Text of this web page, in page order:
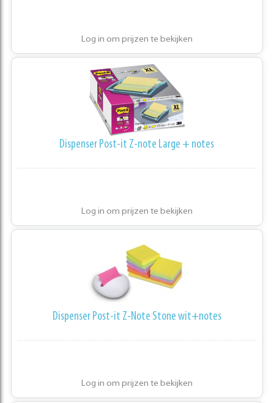
Log in om prijzen te bekijken
Dispenser Post-it Z-note Large + notes
Log in om prijzen te bekijken
Dispenser Post-it Z-Note Stone wit+notes
Log in om prijzen te bekijken